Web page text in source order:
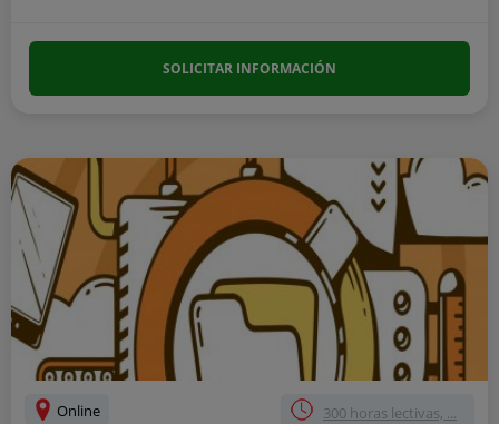
SOLICITAR INFORMACIÓN
Online 300 horas lectivas, ...